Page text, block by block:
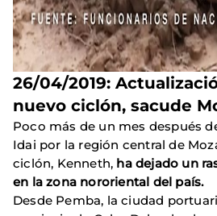
26/04/2019:
nuevo ciclón, sacude
Poco más de un mes después
Idai por la región central de
ciclón, Kenneth, ha dejado un
en la zona nororiental del país.
Desde Pemba, la ciudad